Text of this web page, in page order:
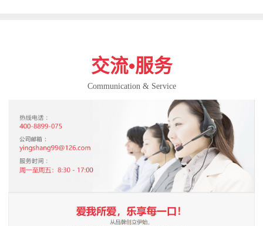
交流•服务
Communication & Service